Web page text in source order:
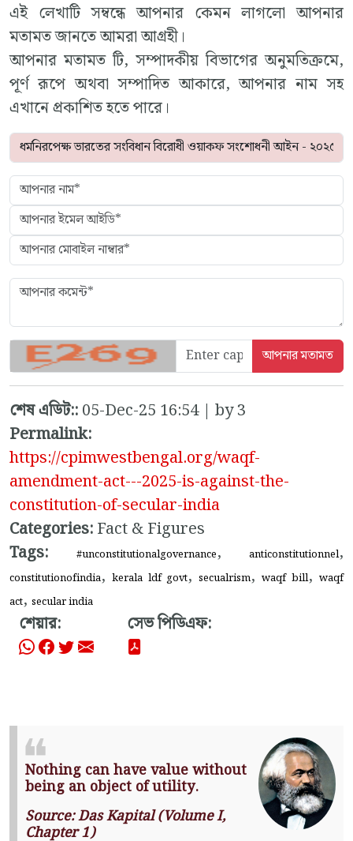
এই লেখাটি সম্বন্ধে আপনার কেমন লাগলো আপনার
মতামত জানতে আমরা আগ্রহী।
আপনার মতামত টি, সম্পাদকীয় বিভাগের অনুমতিক্রমে,
পূর্ণ রূপে অথবা সম্পাদিত আকারে, আপনার নাম সহ
এখানে প্রকাশিত হতে পারে।
শেষ এডিট::05-Dec-25 16:54 | by 3
Permalink:
https://cpimwestbengal.org/waqf-
amendment-act---2025-is-against-the-
constitution-of-secular-india
Categories:Fact & Figures
Tags:
#unconstitutionalgovernance, anticonstitutionnel,
constitutionofindia,kerala ldf govt,secualrism,waqf bill,waqf
act, secular india
শেয়ার: সেভ পিডিএফ:
Nothing can have value without
being an object of utility.
Source: Das Kapital (Volume I,
Chapter 1)